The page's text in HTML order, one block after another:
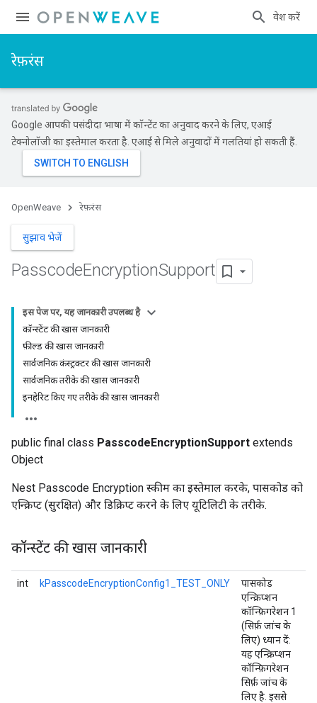
प्रवेश करें
रेफ़रंस
Google आपकी पसंदीदा भाषा में कॉन्टेंट का अनुवाद करने के लिए, एआई
टेक्नोलॉजी का इस्तेमाल करता है. एआई से मिले अनुवादों में गलतियां हो सकती हैं.
OpenWeave रेफ़रंस
सुझाव भेजें
PasscodeEncryptionSupport
इस पेज पर, यह जानकारी उपलब्ध है
कॉन्स्टेंट की खास जानकारी
फ़ील्ड की खास जानकारी
सार्वजनिक कंस्ट्रक्टर की खास जानकारी
सार्वजनिक तरीके की खास जानकारी
इनहेरिट किए गए तरीके की खास जानकारी
public final class PasscodeEncryptionSupport extends
Object
Nest Passcode Encryption स्कीम का इस्तेमाल करके, पासकोड को
एन्क्रिप्ट (सुरक्षित) और डिक्रिप्ट करने के लिए यूटिलिटी के तरीके.
कॉन्स्टेंट की खास जानकारी
int kPasscodeEncryptionConfig1_TEST_ONLY
पासकोड
एन्क्रिप्शन
कॉन्फ़िगरेशन 1
(सिर्फ़ जांच के
लिए) ध्यान दें:
यह एन्क्रिप्शन
कॉन्फ़िगरेशन
सिर्फ़ जांच के
लिए है. इससे